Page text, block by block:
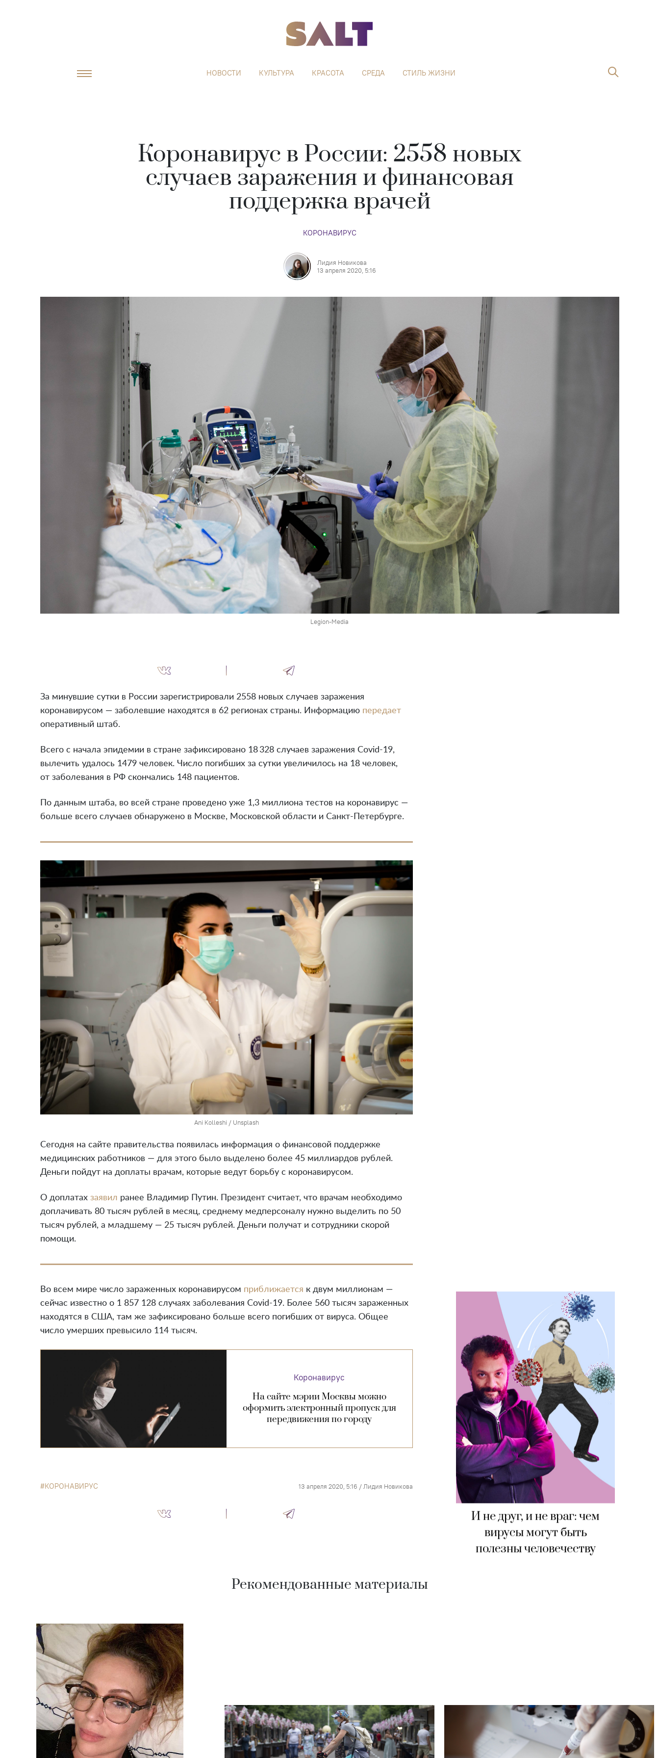
НОВОСТИ КУЛЬТУРА КРАСОТА СРЕДА СТИЛЬ ЖИЗНИ
Коронавирус в России: 2558 новых
случаев заражения и финансовая
поддержка врачей
КОРОНАВИРУС
Лидия Новикова
13 апреля 2020, 5:16
Legion-Media
И не друг, и не враг: чем
вирусы могут быть
полезны человечеству
За минувшие сутки в России зарегистрировали 2558 новых случаев заражения
коронавирусом — заболевшие находятся в 62 регионах страны. Информацию передает
оперативный штаб.
Всего с начала эпидемии в стране зафиксировано 18 328 случаев заражения Covid-19,
вылечить удалось 1479 человек. Число погибших за сутки увеличилось на 18 человек,
от заболевания в РФ скончались 148 пациентов.
По данным штаба, во всей стране проведено уже 1,3 миллиона тестов на коронавирус —
больше всего случаев обнаружено в Москве, Московской области и Санкт-Петербурге.
Ani Kolleshi / Unsplash
Сегодня на сайте правительства появилась информация о финансовой поддержке
медицинских работников — для этого было выделено более 45 миллиардов рублей.
Деньги пойдут на доплаты врачам, которые ведут борьбу с коронавирусом.
О доплатах заявил ранее Владимир Путин. Президент считает, что врачам необходимо
доплачивать 80 тысяч рублей в месяц, среднему медперсоналу нужно выделить по 50
тысяч рублей, а младшему — 25 тысяч рублей. Деньги получат и сотрудники скорой
помощи.
Во всем мире число зараженных коронавирусом приближается к двум миллионам —
сейчас известно о 1 857 128 случаях заболевания Covid-19. Более 560 тысяч зараженных
находятся в США, там же зафиксировано больше всего погибших от вируса. Общее
число умерших превысило 114 тысяч.
Коронавирус
На сайте мэрии Москвы можно
оформить электронный пропуск для
передвижения по городу
КОРОНАВИРУС 13 апреля 2020, 5:16 / Лидия Новикова
Рекомендованные материалы